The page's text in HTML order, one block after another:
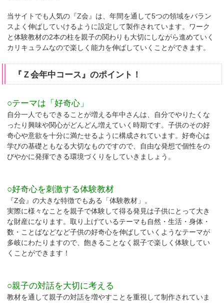
当サイトでも人気の『Z会』は、年間を通して5つの領域をバラン
スよく伸ばしていけるように設定して製作されています。ワーク
と体験教材の2本の柱を親子の関わりも大切にしながら進めていく
カリキュラムなので楽しく能力を伸ばしていくことができます。
『Ｚ会年中コース』のポイント！
○テーマは「好奇心」
自分一人でもできることが増える年中さんは、自分でやりたくな
ったり興味や関心がどんどん増えていく時期です。子供のその好
奇心や意欲を十分に満たせるように構成されています。好奇心は
学びの基礎ともなる大切なものですので、自由な発想で個性をの
びやかに発揮できる環境づくりをしていきましょう。
○好奇心を刺激する体験教材
『Z会』の大きな特徴でもある「体験教材」。
実際に様々なことを親子で体験して得る発見は子供にとって大き
な財産になります。取り上げているテーマも自然・生活・身体・
数・ことばなどなど子供の好奇心を伸ばしていくようなテーマが
多岐にわたりますので、飽きることなく親子で楽しく体験してい
くことができます！
○親子の対話を大切に考える
教材を通して親子の対話を増やすことを重視して制作されていま